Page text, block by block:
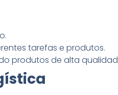
tarefas e produtos.
produtos de alta